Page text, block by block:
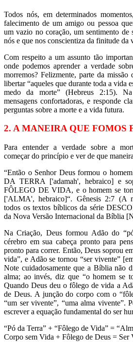
Todos nós, em determinados
falecimento de um amigo ou pessoa
um vazio no coração, um sentimento de
nós e que nos conscientiza da finitude da
Com respeito a um assunto tão
onde podemos aprender a verdade
morremos? Felizmente, parte da
libertar “aqueles que durante toda a vida
medo da morte” (Hebreus 2:15).
mensagens confortadoras, e responde
perguntas sobre a morte e a vida futura.
2. A MANEIRA QUE FOMOS
Para entender a verdade sobre a
começar do princípio e ver de que
“Então o Senhor Deus formou o
DA TERRA ['adamah', hebraico] e
FÔLEGO DE VIDA, e o homem se
['ALMA', hebraico]“. Gênesis 2:7 (A
todos os textos bíblicos da série
da Nova Versão Internacional da Bíblia
Na Criação, Deus formou Adão do
cérebro em sua cabeça pronto para
pronto para correr. Então, Deus soprou
vida”, e Adão se tornou “ser vivente”
Note cuidadosamente que a Bíblia não
alma; ao invés, diz que “o homem se
Quando Deus deu o fôlego de vida a
de Deus. A junção do corpo com o
“um ser vivente”, “uma alma vivente”.
escrever a equação fundamental do ser
“Pó da Terra” + “Fôlego de Vida” =
Corpo sem Vida + Fôlego de Deus = Ser